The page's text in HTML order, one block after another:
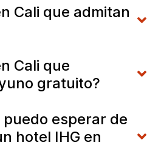
Cali que admitan
Cali que
gratuito?
esperar de
hotel IHG en